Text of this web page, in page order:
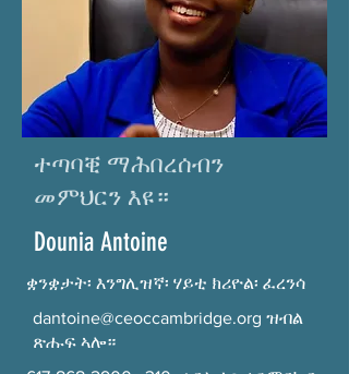
ተጣባቒ ማሕበረሰብን
መምህርን እዩ።
Dounia Antoine
ቋንቋታት፡ እንግሊዝኛ፡ ሃይቲ ክሪዮል፡ ፈረንሳ
dantoine@ceoccambridge.org ዝብል
ጽሑፍ ኣሎ።